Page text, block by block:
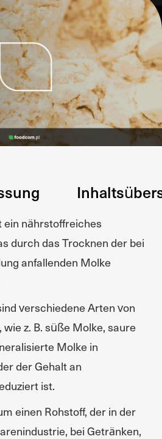
nährstoffreiches
durch das Trocknen der bei
anfallenden Molke
verschiedene Arten von
z. B. süße Molke, saure
Molke in
der Gehalt an
ist.
einen Rohstoff, der in der
bei Getränken,